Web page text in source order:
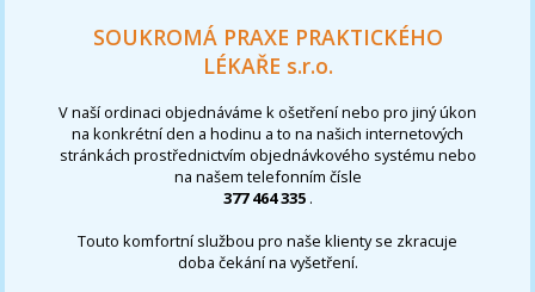
SOUKROMÁ PRAXE PRAKTICKÉHO
LÉKAŘE s.r.o.
V naší ordinaci objednáváme k ošetření nebo pro jiný úkon
na konkrétní den a hodinu a to na našich internetových
stránkách prostřednictvím objednávkového systému nebo
na našem telefonním čísle
377 464 335 .
Touto komfortní službou pro naše klienty se zkracuje
doba čekání na vyšetření.